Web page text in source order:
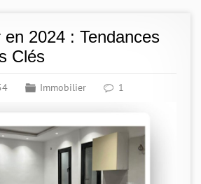
en 2024 : Tendances
Clés
Immobilier 1